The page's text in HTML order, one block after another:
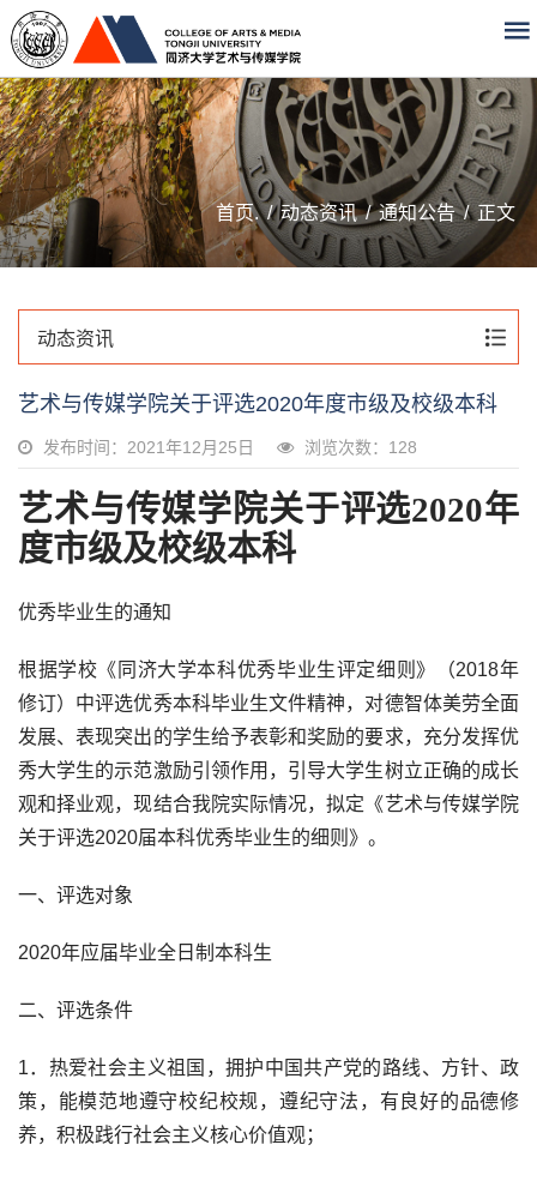
首页./动态资讯/通知公告/正文
动态资讯
​艺术与传媒学院关于评选2020年度市级及校级本科
发布时间：2021年12月25日 浏览次数： 128
艺术与传媒学院关于评选2020年
度市级及校级本科
优秀毕业生的通知
根据学校《同济大学本科优秀毕业生评定细则》（2018年
修订）中评选优秀本科毕业生文件精神，对德智体美劳全面
发展、表现突出的学生给予表彰和奖励的要求，充分发挥优
秀大学生的示范激励引领作用，引导大学生树立正确的成长
观和择业观，现结合我院实际情况，拟定《艺术与传媒学院
关于评选2020届本科优秀毕业生的细则》。
一、评选对象
2020年应届毕业全日制本科生
二、评选条件
1．热爱社会主义祖国，拥护中国共产党的路线、方针、政
策，能模范地遵守校纪校规，遵纪守法，有良好的品德修
养，积极践行社会主义核心价值观；